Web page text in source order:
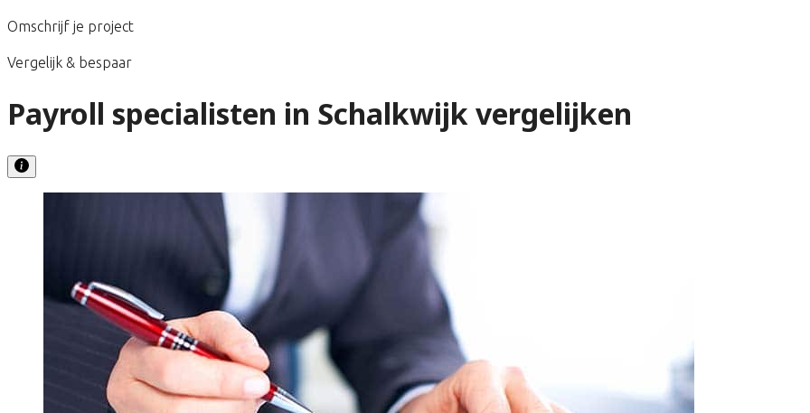
Omschrijf je project
Vergelijk & bespaar
Payroll specialisten in Schalkwijk vergelijken